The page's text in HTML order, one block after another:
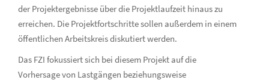
der Projektergebnisse über die Projektlaufzeit hinaus zu
erreichen. Die Projektfortschritte sollen außerdem in einem
öffentlichen Arbeitskreis diskutiert werden.
Das FZI fokussiert sich bei diesem Projekt auf die
Vorhersage von Lastgängen beziehungsweise